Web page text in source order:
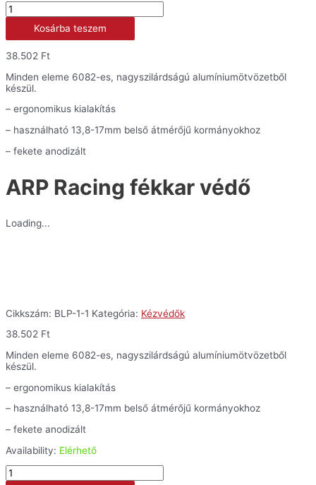
ARP
Racing
védő
mennyiség
Kosárba teszem
38.502 Ft
Minden eleme 6082-es, nagyszilárdságú alumíniumötvözetből
készül.
– ergonomikus kialakítás
– használható 13,8-17mm belső átmérőjű kormányokhoz
– fekete anodizált
ARP Racing fékkar védő
Loading...
Cikkszám: BLP-1-1 Kategória: Kézvédők
38.502 Ft
Minden eleme 6082-es, nagyszilárdságú alumíniumötvözetből
készül.
– ergonomikus kialakítás
– használható 13,8-17mm belső átmérőjű kormányokhoz
– fekete anodizált
Availability: Elérhető
ARP
Racing